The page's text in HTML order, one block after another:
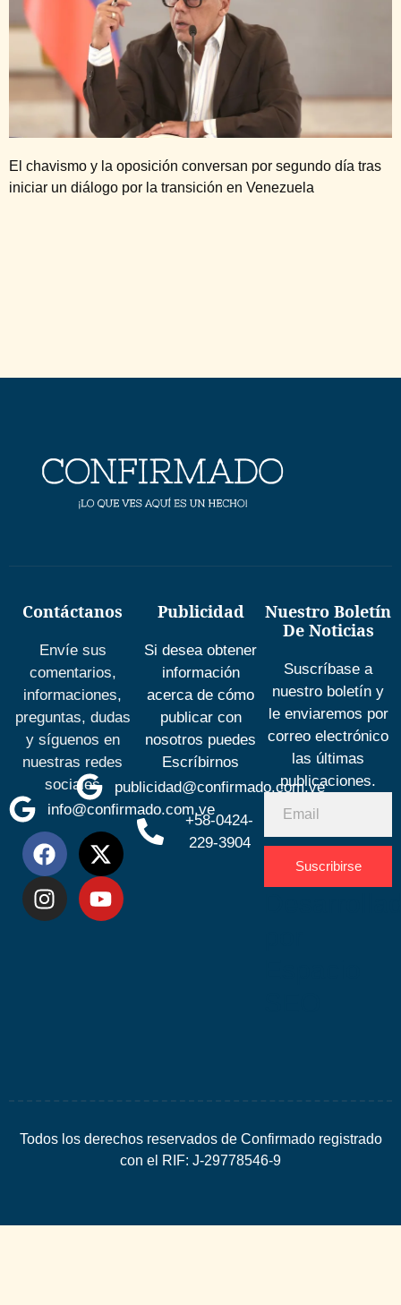
El chavismo y la oposición conversan por segundo día tras
iniciar un diálogo por la transición en Venezuela
Contáctanos
Envíe sus
comentarios,
informaciones,
preguntas, dudas
y síguenos en
nuestras redes
sociales
info@confirmado.com.ve
Publicidad
Si desea obtener
información
acerca de cómo
publicar con
nosotros puedes
Escríbirnos
publicidad@confirmado.com.ve
+58-0424-
229-3904
Nuestro Boletín
De Noticias
Suscríbase a
nuestro boletín y
le enviaremos por
correo electrónico
las últimas
publicaciones.
Suscribirse
Todos los derechos reservados de Confirmado registrado
con el RIF: J-29778546-9